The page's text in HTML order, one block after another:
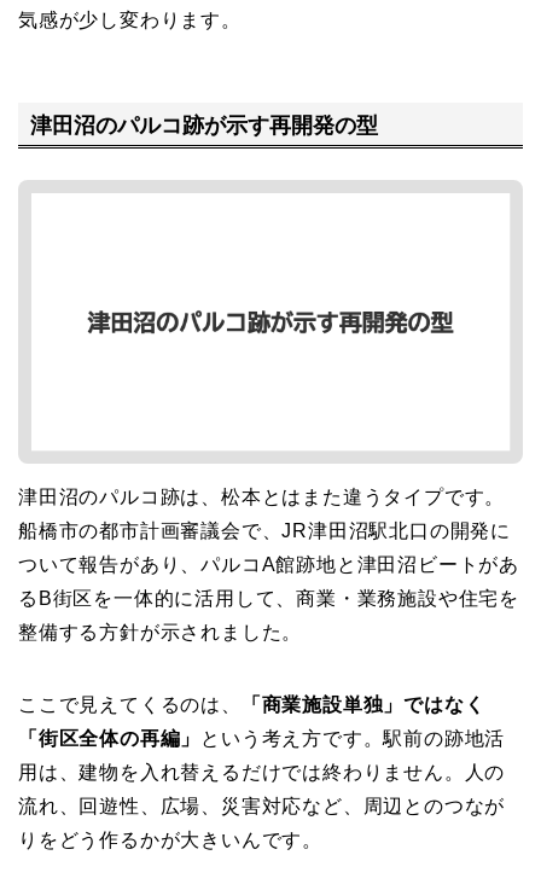
気感が少し変わります。
津田沼のパルコ跡が示す再開発の型
津田沼のパルコ跡は、松本とはまた違うタイプです。
船橋市の都市計画審議会で、JR津田沼駅北口の開発に
ついて報告があり、パルコA館跡地と津田沼ビートがあ
るB街区を一体的に活用して、商業・業務施設や住宅を
整備する方針が示されました。
ここで見えてくるのは、
「商業施設単独」ではなく
「街区全体の再編」
という考え方です。駅前の跡地活
用は、建物を入れ替えるだけでは終わりません。人の
流れ、回遊性、広場、災害対応など、周辺とのつなが
りをどう作るかが大きいんです。